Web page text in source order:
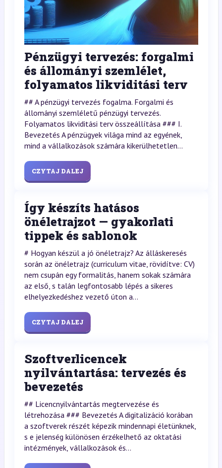
Pénzügyi tervezés: forgalmi
és állományi szemlélet,
folyamatos likviditási terv
## A pénzügyi tervezés fogalma. Forgalmi és
állományi szemléletű pénzügyi tervezés.
Folyamatos likviditási terv összeállítása ### I.
Bevezetés A pénzügyek világa mind az egyének,
mind a vállalkozások számára kikerülhetetlen...
CZYTAJ DALEJ
Így készíts hatásos
önéletrajzot — gyakorlati
tippek és sablonok
# Hogyan készül a jó önéletrajz? Az álláskeresés
során az önéletrajz (curriculum vitae, rövidítve: CV)
nem csupán egy formalitás, hanem sokak számára
az első, s talán legfontosabb lépés a sikeres
elhelyezkedéshez vezető úton a...
CZYTAJ DALEJ
Szoftverlicencek
nyilvántartása: tervezés és
bevezetés
## Licencnyilvántartás megtervezése és
létrehozása ### Bevezetés A digitalizáció korában
a szoftverek részét képezik mindennapi életünknek,
s e jelenség különösen érzékelhető az oktatási
intézmények, vállalkozások és...